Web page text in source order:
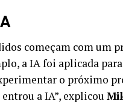
começam com um
a IA foi aplicada
o próximo
a IA”, explicou